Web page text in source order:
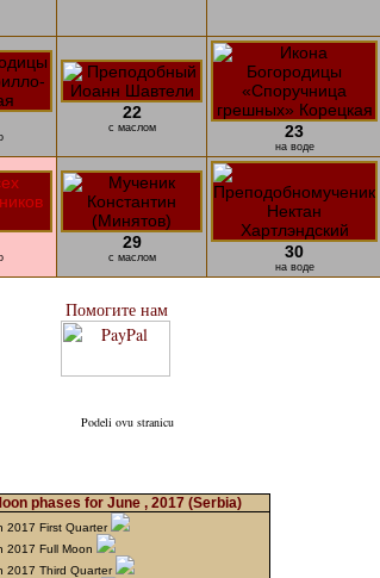
22
с маслом 23
на воде
29
с маслом 30
на воде
Помогите нам
Podeli ovu stranicu
phases for June , 2017 (Serbia)
2017 First Quarter
2017 Full Moon
2017 Third Quarter